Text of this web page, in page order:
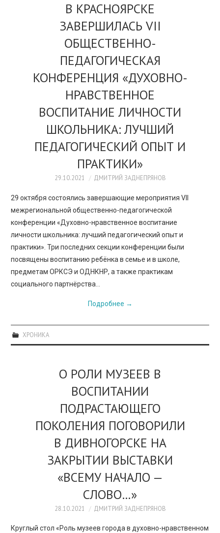
В КРАСНОЯРСКЕ
ЗАВЕРШИЛАСЬ VII
ОБЩЕСТВЕННО-
ПЕДАГОГИЧЕСКАЯ
КОНФЕРЕНЦИЯ «ДУХОВНО-
НРАВСТВЕННОЕ
ВОСПИТАНИЕ ЛИЧНОСТИ
ШКОЛЬНИКА: ЛУЧШИЙ
ПЕДАГОГИЧЕСКИЙ ОПЫТ И
ПРАКТИКИ»
29.10.2021 ДМИТРИЙ ЗАДНЕПРЯНОВ
29 октября состоялись завершающие мероприятия VII
межрегиональной общественно-педагогической
конференции «Духовно-нравственное воспитание
личности школьника: лучший педагогический опыт и
практики». Три последних секции конференции были
посвящены воспитанию ребёнка в семье и в школе,
предметам ОРКСЭ и ОДНКНР, а также практикам
социального партнёрства…
Подробнее →
ХРОНИКА
О РОЛИ МУЗЕЕВ В
ВОСПИТАНИИ
ПОДРАСТАЮЩЕГО
ПОКОЛЕНИЯ ПОГОВОРИЛИ
В ДИВНОГОРСКЕ НА
ЗАКРЫТИИ ВЫСТАВКИ
«ВСЕМУ НАЧАЛО —
СЛОВО…»
28.10.2021 ДМИТРИЙ ЗАДНЕПРЯНОВ
Круглый стол «Роль музеев города в духовно-нравственном